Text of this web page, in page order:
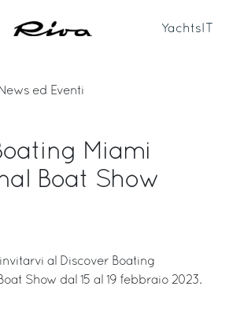
Yachts
News ed Eventi
Miami
Boat Show
al Discover Boating
Show dal 15 al 19 febbraio 2023.